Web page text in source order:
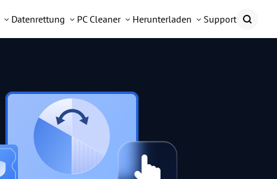
Datenrettung PC Cleaner Herunterladen Support